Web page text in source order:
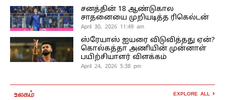
சனத்தின் 18 ஆண்டுகால
சாதனையை முறியடித்த ரிகெல்டன்
April 30, 2026 11:49 am
ஸ்ரேயாஸ் ஐயரை விடுவித்தது ஏன்?
கொல்கத்தா அணியின் முன்னாள்
பயிற்சியாளர் விளக்கம்
April 24, 2026 5:38 pm
உலகம் EXPLORE ALL